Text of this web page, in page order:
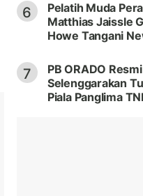
6
Pelatih Muda
Matthias Jaissle
Howe Tangani
7
PB ORADO
Selenggarakan
Piala Panglima TNI